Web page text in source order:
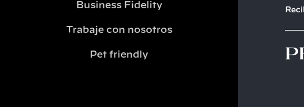
Business Fidelity
Trabaje con nosotros
Pet friendly